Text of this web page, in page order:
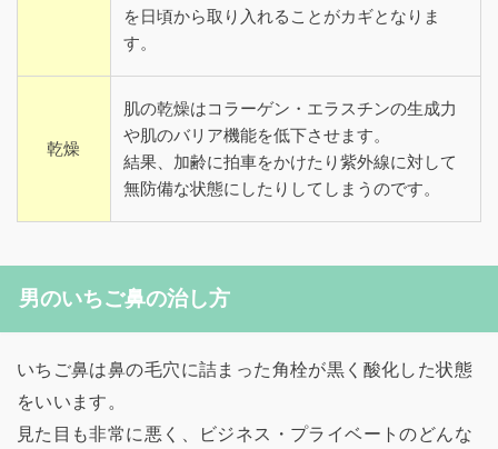
を日頃から取り入れることがカギとなりま
す。
乾燥
肌の乾燥はコラーゲン・エラスチンの生成力
や肌のバリア機能を低下させます。
結果、加齢に拍車をかけたり紫外線に対して
無防備な状態にしたりしてしまうのです。
男のいちご鼻の治し方
いちご鼻は鼻の毛穴に詰まった角栓が黒く酸化した状態
をいいます。
見た目も非常に悪く、ビジネス・プライベートのどんな